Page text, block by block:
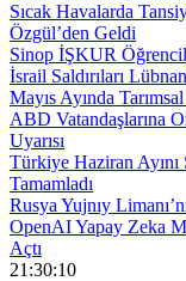
Sıcak Havalarda
Özgül’den Geldi
Sinop İŞKUR
İsrail Saldırıları
Mayıs Ayında
ABD Vatandaşlarına
Uyarısı
Türkiye Haziran Ayını
Tamamladı
Rusya Yujnıy
OpenAI Yapay Zeka
Açtı
21:30:10